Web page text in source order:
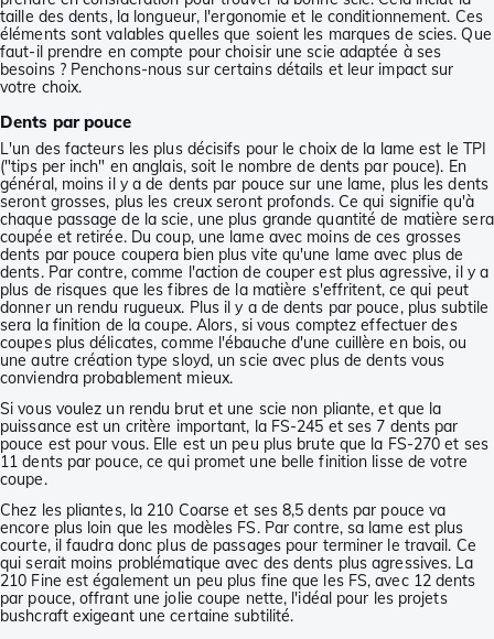
taille des dents, la longueur, l'ergonomie et le conditionnement. Ces
éléments sont valables quelles que soient les marques de scies. Que
faut-il prendre en compte pour choisir une scie adaptée à ses
besoins ? Penchons-nous sur certains détails et leur impact sur
votre choix.
Dents par pouce
L'un des facteurs les plus décisifs pour le choix de la lame est le TPI
("tips per inch" en anglais, soit le nombre de dents par pouce). En
général, moins il y a de dents par pouce sur une lame, plus les dents
seront grosses, plus les creux seront profonds. Ce qui signifie qu'à
chaque passage de la scie, une plus grande quantité de matière sera
coupée et retirée. Du coup, une lame avec moins de ces grosses
dents par pouce coupera bien plus vite qu'une lame avec plus de
dents. Par contre, comme l'action de couper est plus agressive, il y a
plus de risques que les fibres de la matière s'effritent, ce qui peut
donner un rendu rugueux. Plus il y a de dents par pouce, plus subtile
sera la finition de la coupe. Alors, si vous comptez effectuer des
coupes plus délicates, comme l'ébauche d'une cuillère en bois, ou
une autre création type sloyd, un scie avec plus de dents vous
conviendra probablement mieux.
Si vous voulez un rendu brut et une scie non pliante, et que la
puissance est un critère important, la FS-245 et ses 7 dents par
pouce est pour vous. Elle est un peu plus brute que la FS-270 et ses
11 dents par pouce, ce qui promet une belle finition lisse de votre
coupe.
Chez les pliantes, la 210 Coarse et ses 8,5 dents par pouce va
encore plus loin que les modèles FS. Par contre, sa lame est plus
courte, il faudra donc plus de passages pour terminer le travail. Ce
qui serait moins problématique avec des dents plus agressives. La
210 Fine est également un peu plus fine que les FS, avec 12 dents
par pouce, offrant une jolie coupe nette, l'idéal pour les projets
bushcraft exigeant une certaine subtilité.